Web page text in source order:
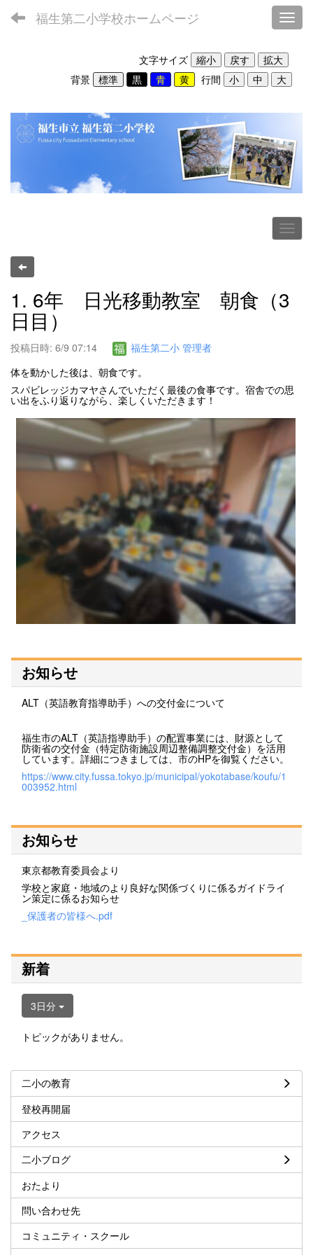
福生第二小学校ホームページ
文字サイズ
背景
行間
1. 6年 日光移動教室 朝食（3
日目）
投稿日時: 6/9 07:14
福生第二小 管理者
体を動かした後は、朝食です。
スパビレッジカマヤさんでいただく最後の食事です。宿舎での思
い出をふり返りながら、楽しくいただきます！
お知らせ
ALT（英語教育指導助手）への交付金について
福生市のALT（英語指導助手）の配置事業には、財源として
防衛省の交付金（特定防衛施設周辺整備調整交付金）を活用
しています。詳細につきましては、市のHPを御覧ください。
https://www.city.fussa.tokyo.jp/municipal/yokotabase/koufu/1
003952.html
お知らせ
東京都教育委員会より
学校と家庭・地域のより良好な関係づくりに係るガイドライ
ン策定に係るお知らせ
_保護者の皆様へ.pdf
新着
3日分
トピックがありません。
二小の教育
登校再開届
アクセス
二小ブログ
おたより
問い合わせ先
コミュニティ・スクール